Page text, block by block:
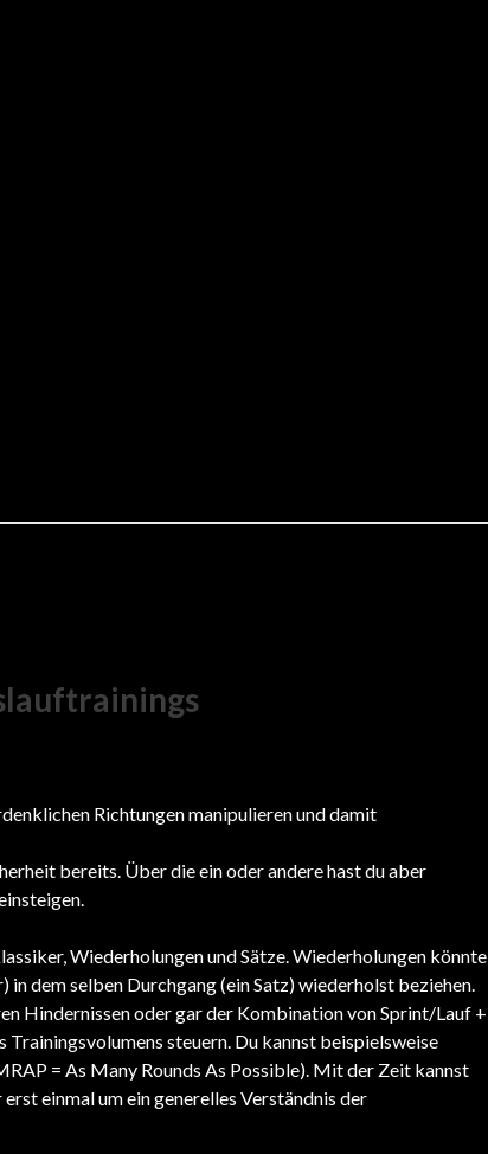
Richtungen manipulieren und damit
bereits. Über die ein oder andere hast du aber
Wiederholungen und Sätze. Wiederholungen könnte
dem selben Durchgang (ein Satz) wiederholst beziehen.
Hindernissen oder gar der Kombination von Sprint/Lauf +
steuern. Du kannst beispielsweise
= As Many Rounds As Possible). Mit der Zeit kannst
einmal um ein generelles Verständnis der